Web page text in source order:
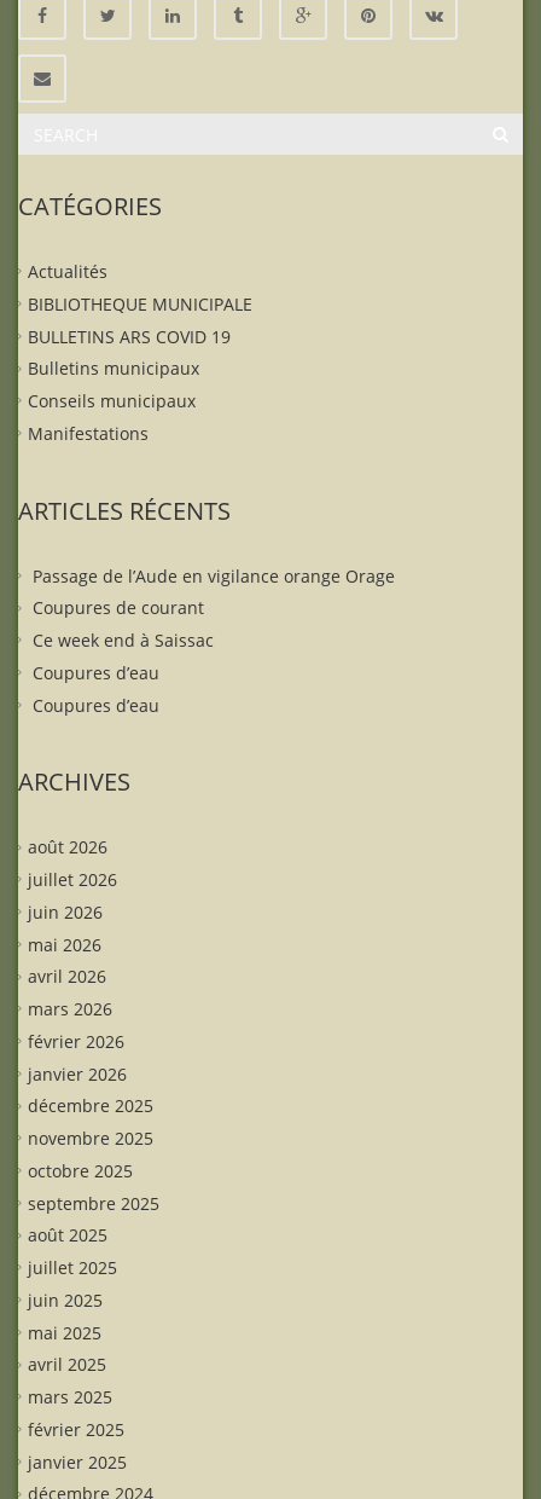
CATÉGORIES
Actualités
BIBLIOTHEQUE MUNICIPALE
BULLETINS ARS COVID 19
Bulletins municipaux
Conseils municipaux
Manifestations
ARTICLES RÉCENTS
Passage de l’Aude en vigilance orange Orage
Coupures de courant
Ce week end à Saissac
Coupures d’eau
Coupures d’eau
ARCHIVES
août 2026
juillet 2026
juin 2026
mai 2026
avril 2026
mars 2026
février 2026
janvier 2026
décembre 2025
novembre 2025
octobre 2025
septembre 2025
août 2025
juillet 2025
juin 2025
mai 2025
avril 2025
mars 2025
février 2025
janvier 2025
décembre 2024